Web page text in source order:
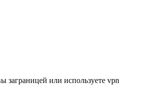
заграницей или используете vpn